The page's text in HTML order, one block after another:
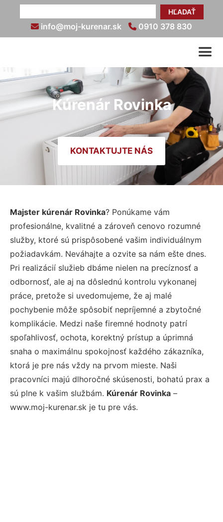
HĽADAŤ
info@moj-kurenar.sk 0910 378 830
Kúrenár Rovinka
KONTAKTUJTE NÁS
Majster kúrenár Rovinka? Ponúkame vám
profesionálne, kvalitné a zároveň cenovo rozumné
služby, ktoré sú prispôsobené vašim individuálnym
požiadavkám. Neváhajte a ozvite sa nám ešte dnes.
Pri realizácií služieb dbáme nielen na precíznosť a
odbornosť, ale aj na dôslednú kontrolu vykonanej
práce, pretože si uvedomujeme, že aj malé
pochybenie môže spôsobiť nepríjemné a zbytočné
komplikácie. Medzi naše firemné hodnoty patrí
spoľahlivosť, ochota, korektný prístup a úprimná
snaha o maximálnu spokojnosť každého zákazníka,
ktorá je pre nás vždy na prvom mieste. Naši
pracovníci majú dlhoročné skúsenosti, bohatú prax a
sú plne k vašim službám. Kúrenár Rovinka –
www.moj-kurenar.sk je tu pre vás.